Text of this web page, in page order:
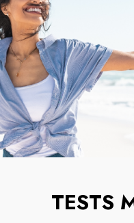
TESTS